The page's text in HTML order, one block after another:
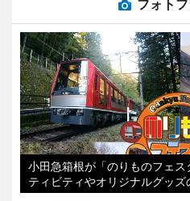
フォト
小田急箱根が「のりものフェ
ティビティやオリジナルグッズ